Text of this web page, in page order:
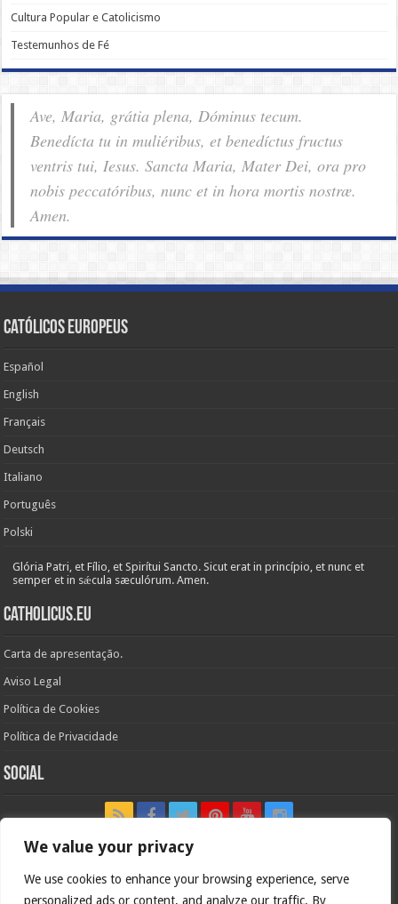
We value your privacy
We use cookies to enhance your browsing experience, serve
personalized ads or content, and analyze our traffic. By
Cultura Popular e Catolicismo
Testemunhos de Fé
Ave, Maria, grátia plena, Dóminus tecum.
Benedícta tu in muliéribus, et benedíctus fructus
ventris tui, Iesus. Sancta Maria, Mater Dei, ora pro
nobis pec­ca­tóribus, nunc et in hora mortis nostræ.
Amen.
Católicos Europeus
Español
English
Français
Deutsch
Italiano
Português
Polski
Glória Patri, et Fílio, et Spirítui Sancto. Sicut erat in princípio, et nunc et
semper et in sǽcula sæculórum. Amen.
Catholicus.eu
Carta de apresentação.
Aviso Legal
Política de Cookies
Política de Privacidade
Social
In nómine Patris, et Fílii, et Spíritus Sancti. Amen.